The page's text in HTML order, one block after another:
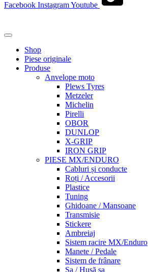
Facebook InstagramYoutube
Shop
Piese originale
Produse
Anvelope moto
Plews Tyres
Metzeler
Michelin
Pirelli
OBOR
DUNLOP
X-GRIP
IRON GRIP
PIESE MX/ENDURO
Cabluri și conducte
Roți / Accesorii
Plastice
Tuning
Ghidoane / Mansoane
Transmisie
Stickere
Ambreiaj
Sistem racire MX/Enduro
Manete / Pedale
Sistem de frânare
Șa / Husă șa